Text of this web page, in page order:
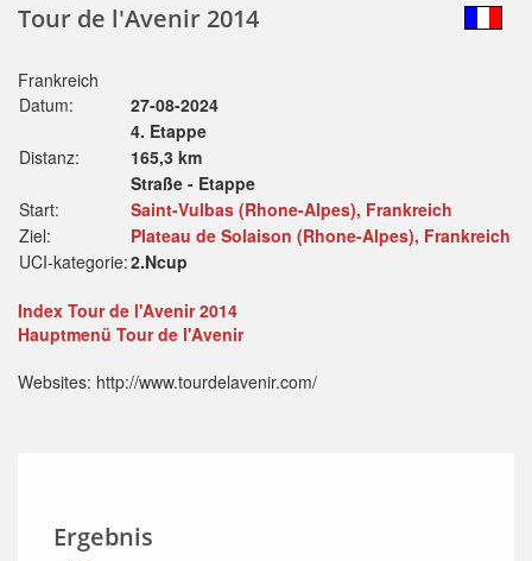
Tour de l'Avenir 2014
Frankreich
Datum:
27-08-2024
4. Etappe
Distanz:
165,3 km
Straße - Etappe
Start:
Saint-Vulbas (Rhone-Alpes), Frankreich
Ziel:
Plateau de Solaison (Rhone-Alpes), Frankreich
UCI-kategorie:2.Ncup
Index Tour de l'Avenir 2014
Hauptmenü Tour de l'Avenir
Websites: http://www.tourdelavenir.com/
Ergebnis